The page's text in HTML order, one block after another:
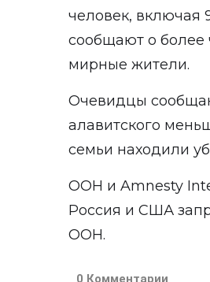
человек, включая
сообщают о более
мирные жители.
Очевидцы
алавитского
семьи находили
ООН и Amnesty
Россия и США
ООН.
0 Комментарии